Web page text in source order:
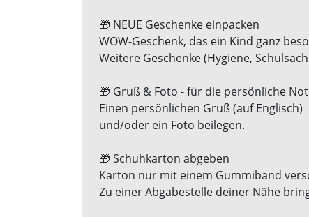
🎁 NEUE Geschenke einpacken
WOW-Geschenk, das ein Kind ganz
Weitere Geschenke (Hygiene,
🎁 Gruß & Foto - für die persönliche
Einen persönlichen Gruß (auf Englisch)
und/oder ein Foto beilegen.
🎁 Schuhkarton abgeben
Karton nur mit einem Gummiband
Zu einer Abgabestelle deiner Nähe